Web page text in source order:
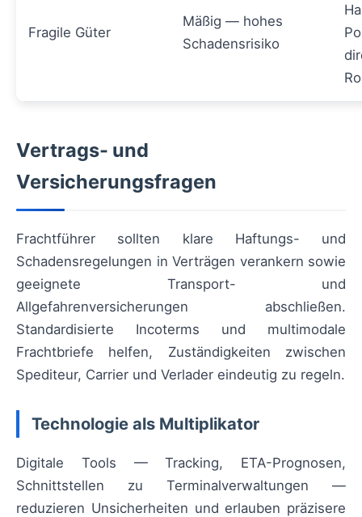
Fragile Güter
Mäßig — hohes
Schadensrisiko
Vertrags- und
Versicherungsfragen
Frachtführer sollten klare Haftungs- und
Schadensregelungen in Verträgen verankern sowie
geeignete Transport- und
Allgefahrenversicherungen abschließen.
Standardisierte Incoterms und multimodale
Frachtbriefe helfen, Zuständigkeiten zwischen
Spediteur, Carrier und Verlader eindeutig zu regeln.
Technologie als Multiplikator
Digitale Tools — Tracking, ETA-Prognosen,
Schnittstellen zu Terminalverwaltungen —
reduzieren Unsicherheiten und erlauben präzisere